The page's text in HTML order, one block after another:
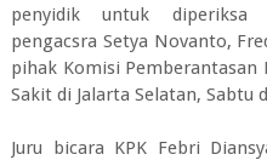
penyidik untuk diperiksa
pengacsra Setya Novanto,
pihak Komisi
Sakit di Jalarta Selatan, Sabtu
Juru bicara KPK Febri